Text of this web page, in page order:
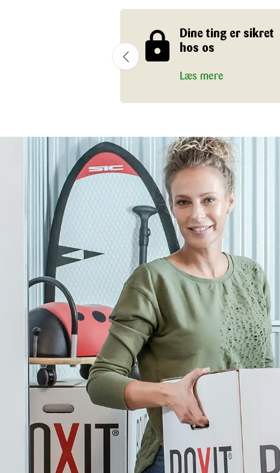
Dine ting er sikret
hos os
Læs mere